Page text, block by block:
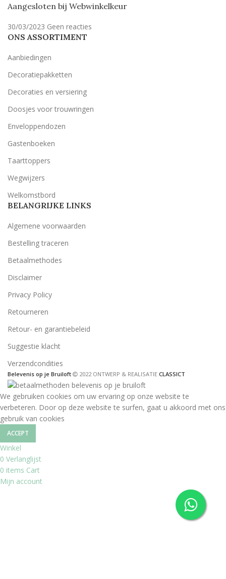
Aangesloten bij Webwinkelkeur
30/03/2023 Geen reacties
ONS ASSORTIMENT
Aanbiedingen
Decoratiepakketten
Decoraties en versiering
Doosjes voor trouwringen
Enveloppendozen
Gastenboeken
Taarttoppers
Wegwijzers
Welkomstbord
BELANGRIJKE LINKS
Algemene voorwaarden
Bestelling traceren
Betaalmethodes
Disclaimer
Privacy Policy
Retourneren
Retour- en garantiebeleid
Suggestie klacht
Verzendcondities
Belevenis op je Bruiloft 2022 ONTWERP & REALISATIE CLASSICT
We gebruiken cookies om uw ervaring op onze website te
verbeteren. Door op deze website te surfen, gaat u akkoord met ons
gebruik van cookies
ACCEPT
Winkel
0 Verlanglijst
0 items Cart
Mijn account